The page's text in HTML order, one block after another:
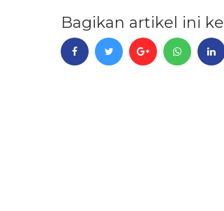
Bagikan artikel ini ke